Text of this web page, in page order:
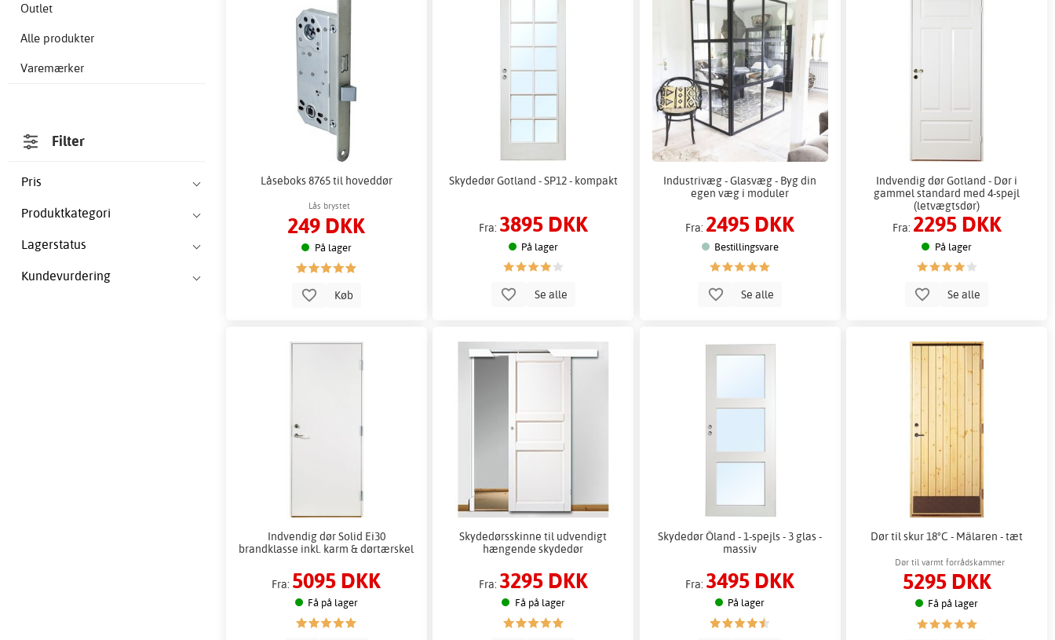
Outlet
Alle produkter
Varemærker
Filter
Pris
Produktkategori
Lagerstatus
Kundevurdering
Låseboks 8765 til hoveddør
Lås brystet
249 DKK
På lager
Køb
Skydedør Gotland - SP12 - kompakt
Fra: 3895 DKK
På lager
Se alle
Industrivæg - Glasvæg - Byg din
egen væg i moduler
Fra: 2495 DKK
Bestillingsvare
Se alle
Indvendig dør Gotland - Dør i
gammel standard med 4-spejl
(letvægtsdør)
Fra: 2295 DKK
På lager
Se alle
Indvendig dør Solid Ei30
brandklasse inkl. karm & dørtærskel
Fra: 5095 DKK
Få på lager
Skydedørsskinne til udvendigt
hængende skydedør
Fra: 3295 DKK
Få på lager
Skydedør Öland - 1-spejls - 3 glas -
massiv
Fra: 3495 DKK
På lager
Dør til skur 18°C - Mälaren - tæt
Dør til varmt forrådskammer
5295 DKK
Få på lager